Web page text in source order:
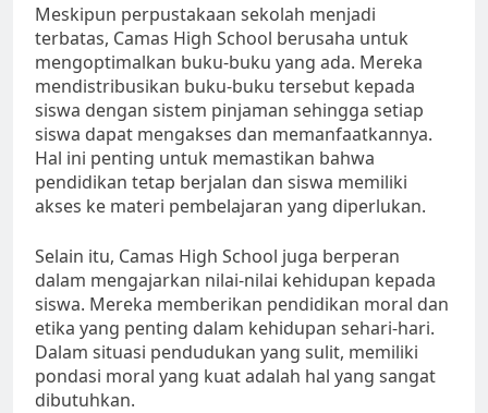
Meskipun perpustakaan sekolah menjadi
terbatas, Camas High School berusaha untuk
mengoptimalkan buku-buku yang ada. Mereka
mendistribusikan buku-buku tersebut kepada
siswa dengan sistem pinjaman sehingga setiap
siswa dapat mengakses dan memanfaatkannya.
Hal ini penting untuk memastikan bahwa
pendidikan tetap berjalan dan siswa memiliki
akses ke materi pembelajaran yang diperlukan.
Selain itu, Camas High School juga berperan
dalam mengajarkan nilai-nilai kehidupan kepada
siswa. Mereka memberikan pendidikan moral dan
etika yang penting dalam kehidupan sehari-hari.
Dalam situasi pendudukan yang sulit, memiliki
pondasi moral yang kuat adalah hal yang sangat
dibutuhkan.